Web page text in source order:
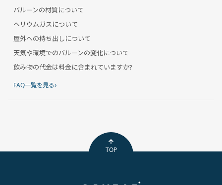
バルーンの材質について
ヘリウムガスについて
屋外への持ち出しについて
天気や環境でのバルーンの変化について
飲み物の代金は料金に含まれていますか?
FAQ一覧を見る›
TOP